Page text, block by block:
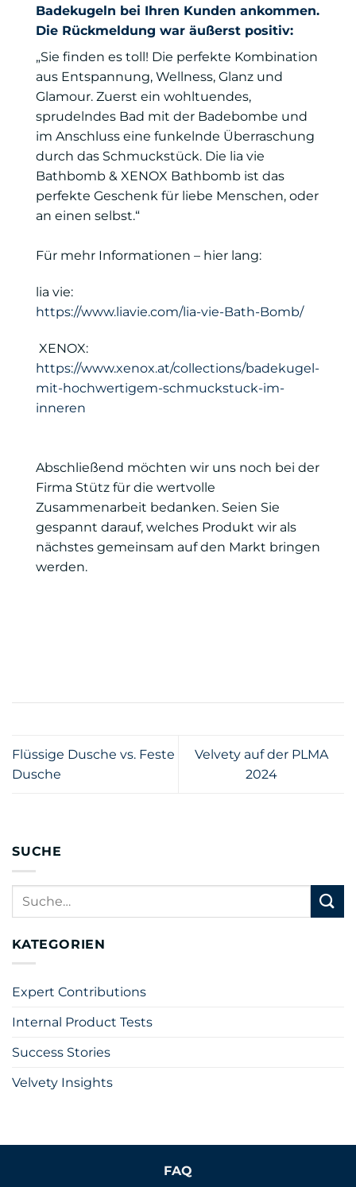
Badekugeln bei Ihren Kunden ankommen.
Die Rückmeldung war äußerst positiv:
„Sie finden es toll! Die perfekte Kombination
aus Entspannung, Wellness, Glanz und
Glamour. Zuerst ein wohltuendes,
sprudelndes Bad mit der Badebombe und
im Anschluss eine funkelnde Überraschung
durch das Schmuckstück. Die lia vie
Bathbomb & XENOX Bathbomb ist das
perfekte Geschenk für liebe Menschen, oder
an einen selbst.“
Für mehr Informationen – hier lang:
lia vie:
https://www.liavie.com/lia-vie-Bath-Bomb/
XENOX:
https://www.xenox.at/collections/badekugel-
mit-hochwertigem-schmuckstuck-im-
inneren
Abschließend möchten wir uns noch bei der
Firma Stütz für die wertvolle
Zusammenarbeit bedanken. Seien Sie
gespannt darauf, welches Produkt wir als
nächstes gemeinsam auf den Markt bringen
werden.
Flüssige Dusche vs. Feste
Dusche
Velvety auf der PLMA
2024
SUCHE
KATEGORIEN
Expert Contributions
Internal Product Tests
Success Stories
Velvety Insights
FAQ